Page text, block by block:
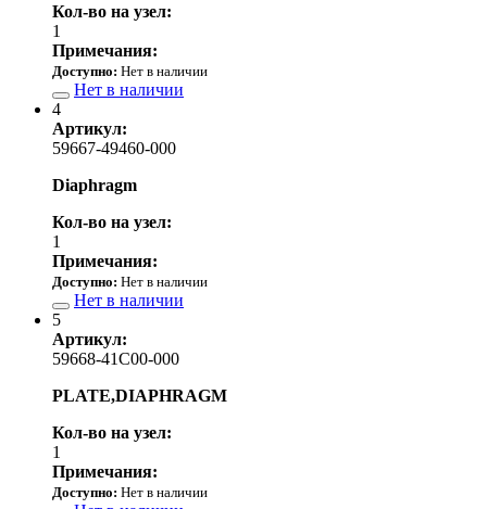
Кол-во на узел:
1
Примечания:
Доступно: Нет в наличии
Нет в наличии
4
Артикул:
59667-49460-000
Diaphragm
Кол-во на узел:
1
Примечания:
Доступно: Нет в наличии
Нет в наличии
5
Артикул:
59668-41C00-000
PLATE,DIAPHRAGM
Кол-во на узел:
1
Примечания:
Доступно: Нет в наличии